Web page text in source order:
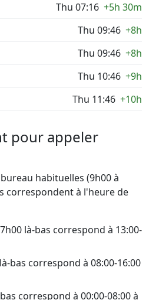
Thu 07:16 +5h 30m
Thu 09:46 +8h
Thu 09:46 +8h
Thu 10:46 +9h
Thu 11:46 +10h
pour appeler
habituelles (9h00 à
correspondent à l'heure de
là-bas correspond à 13:00-
bas correspond à 08:00-16:00
correspond à 00:00-08:00 à